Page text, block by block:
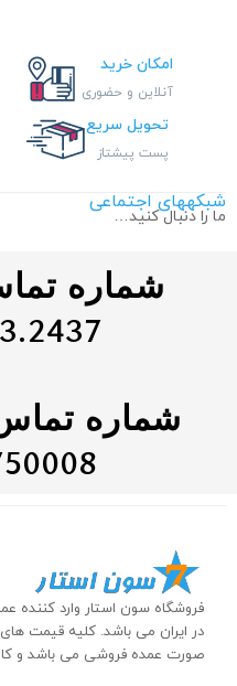
امکان خرید
آنلاین و حضوری
تحویل سریع
پست پیشتاز
شبکههای اجتماعی
ما را دنبال کنید…
شماره
شماره
فروشگاه سون استار وارد کننده
در ایران می باشد. کلیه قیمت
صورت عمده فروشی می باشد و